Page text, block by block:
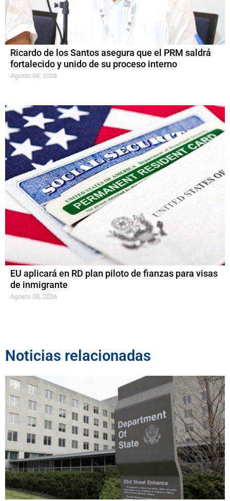
Ricardo de los Santos asegura que el PRM saldrá
fortalecido y unido de su proceso interno
Agosto 08, 2026
EU aplicará en RD plan piloto de fianzas para visas
de inmigrante
Agosto 08, 2026
Noticias relacionadas